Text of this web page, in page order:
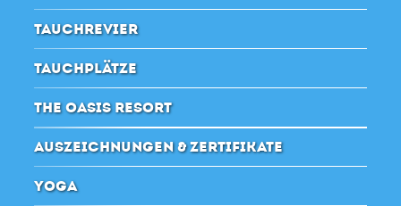
TAUCHREVIER
TAUCHPLÄTZE
THE OASIS RESORT
AUSZEICHNUNGEN & ZERTIFIKATE
YOGA